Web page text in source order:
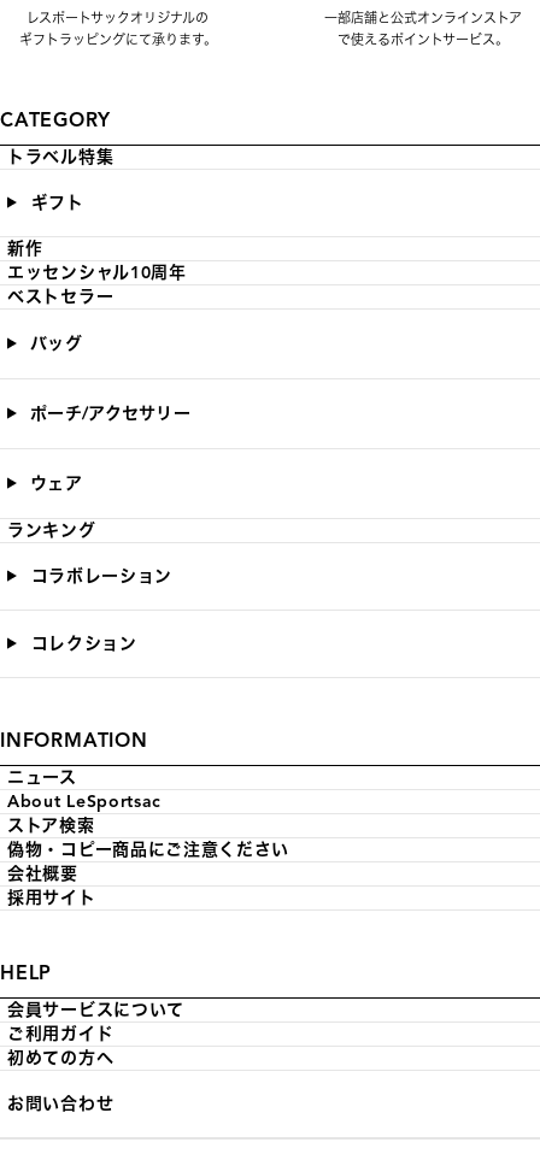
レスポートサックオリジナルの
ギフトラッピングにて承ります。
一部店舗と公式オンラインストア
で使えるポイントサービス。
CATEGORY
トラベル特集
ギフト
新作
エッセンシャル10周年
ベストセラー
バッグ
ポーチ/アクセサリー
ウェア
ランキング
コラボレーション
コレクション
INFORMATION
ニュース
About LeSportsac
ストア検索
偽物・コピー商品にご注意ください
会社概要
採用サイト
HELP
会員サービスについて
ご利用ガイド
初めての方へ
お問い合わせ